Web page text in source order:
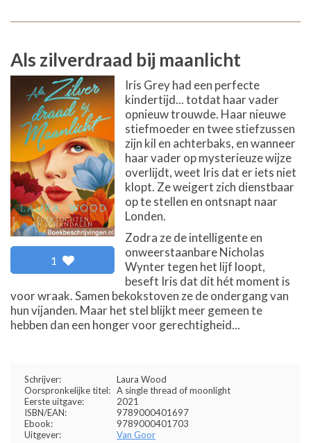
Als zilverdraad bij maanlicht
1
Iris Grey had een perfecte
kindertijd... totdat haar vader
opnieuw trouwde. Haar nieuwe
stiefmoeder en twee stiefzussen
zijn kil en achterbaks, en wanneer
haar vader op mysterieuze wijze
overlijdt, weet Iris dat er iets niet
klopt. Ze weigert zich dienstbaar
op te stellen en ontsnapt naar
Londen.
Zodra ze de intelligente en
onweerstaanbare Nicholas
Wynter tegen het lijf loopt,
beseft Iris dat dit hét moment is
voor wraak. Samen bekokstoven ze de ondergang van
hun vijanden. Maar het stel blijkt meer gemeen te
hebben dan een honger voor gerechtigheid...
Schrijver:
Laura Wood
Oorspronkelijke titel: A single thread of moonlight
Eerste uitgave:
2021
ISBN/EAN:
9789000401697
Ebook:
9789000401703
Uitgever:
Van Goor